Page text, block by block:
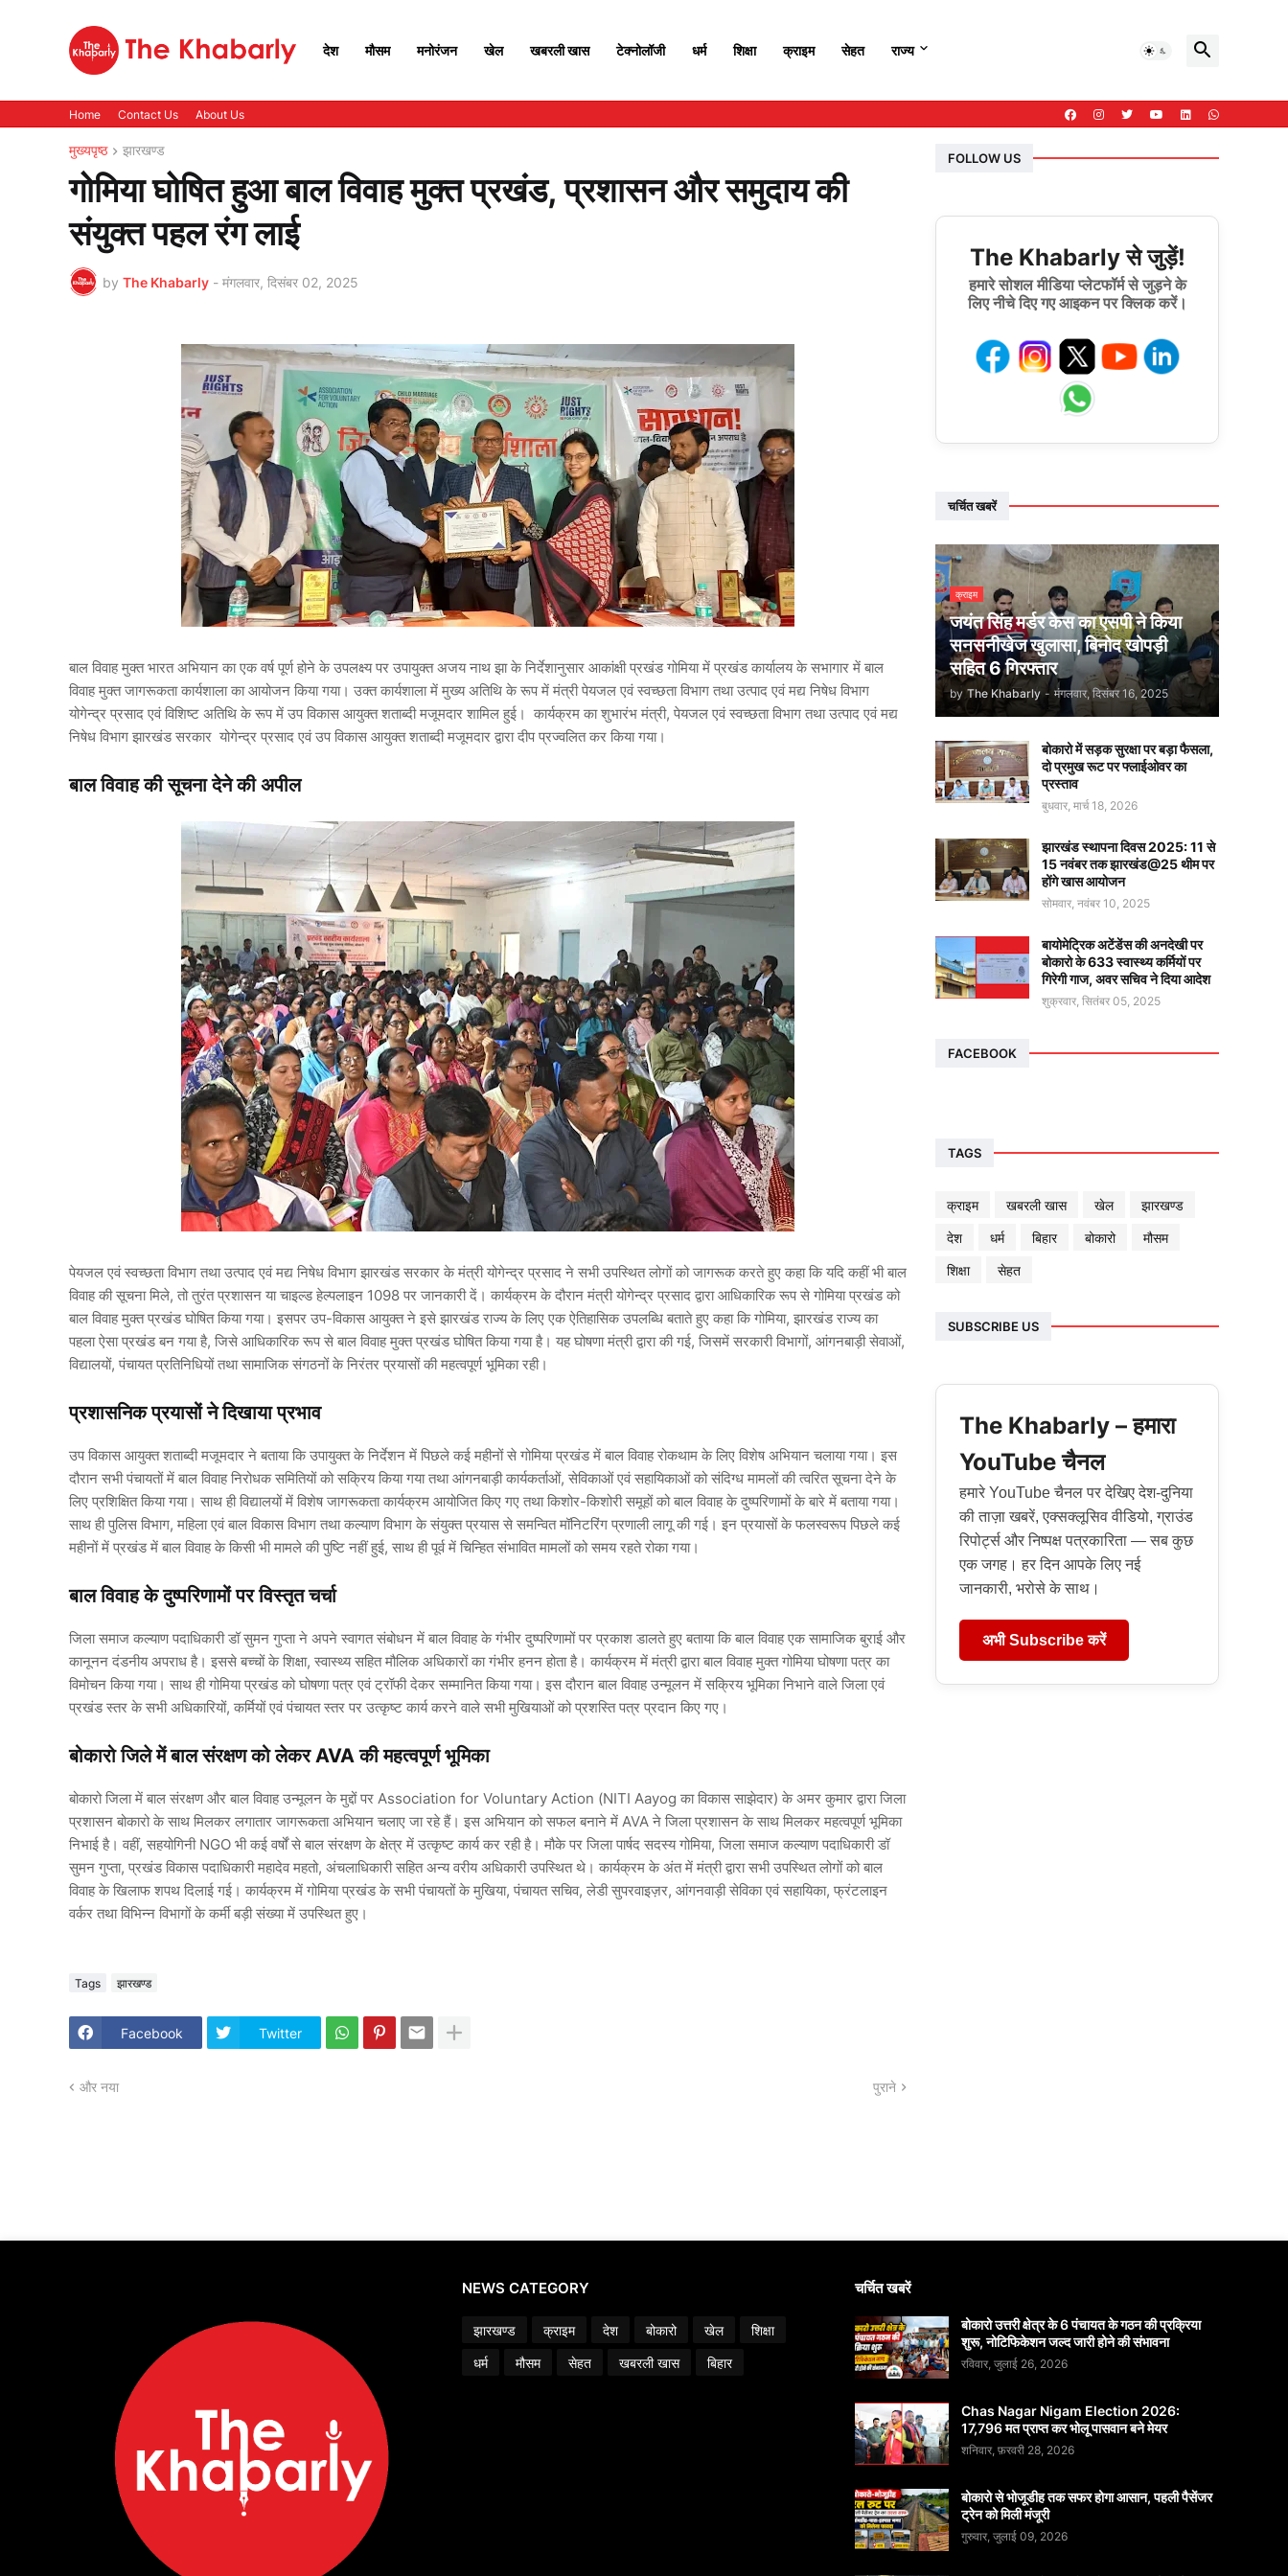
देश मौसम मनोरंजन खेल खबरली खास टेक्नोलॉजी धर्म शिक्षा क्राइम सेहत राज्य
Home Contact Us About Us
मुख्यपृष्ठ झारखण्ड
गोमिया घोषित हुआ बाल विवाह मुक्त प्रखंड, प्रशासन और समुदाय की
संयुक्त पहल रंग लाई
by The Khabarly - मंगलवार, दिसंबर 02, 2025
बाल विवाह मुक्त भारत अभियान का एक वर्ष पूर्ण होने के उपलक्ष्य पर उपायुक्त अजय नाथ झा के निर्देशानुसार आकांक्षी प्रखंड गोमिया में प्रखंड कार्यालय के सभागार में बाल
विवाह मुक्त जागरूकता कार्यशाला का आयोजन किया गया। उक्त कार्यशाला में मुख्य अतिथि के रूप में मंत्री पेयजल एवं स्वच्छता विभाग तथा उत्पाद एवं मद्य निषेध विभाग
योगेन्द्र प्रसाद एवं विशिष्ट अतिथि के रूप में उप विकास आयुक्त शताब्दी मजूमदार शामिल हुई। कार्यक्रम का शुभारंभ मंत्री, पेयजल एवं स्वच्छता विभाग तथा उत्पाद एवं मद्य
निषेध विभाग झारखंड सरकार योगेन्द्र प्रसाद एवं उप विकास आयुक्त शताब्दी मजूमदार द्वारा दीप प्रज्वलित कर किया गया।
बाल विवाह की सूचना देने की अपील
पेयजल एवं स्वच्छता विभाग तथा उत्पाद एवं मद्य निषेध विभाग झारखंड सरकार के मंत्री योगेन्द्र प्रसाद ने सभी उपस्थित लोगों को जागरूक करते हुए कहा कि यदि कहीं भी बाल
विवाह की सूचना मिले, तो तुरंत प्रशासन या चाइल्ड हेल्पलाइन 1098 पर जानकारी दें। कार्यक्रम के दौरान मंत्री योगेन्द्र प्रसाद द्वारा आधिकारिक रूप से गोमिया प्रखंड को
बाल विवाह मुक्त प्रखंड घोषित किया गया। इसपर उप-विकास आयुक्त ने इसे झारखंड राज्य के लिए एक ऐतिहासिक उपलब्धि बताते हुए कहा कि गोमिया, झारखंड राज्य का
पहला ऐसा प्रखंड बन गया है, जिसे आधिकारिक रूप से बाल विवाह मुक्त प्रखंड घोषित किया गया है। यह घोषणा मंत्री द्वारा की गई, जिसमें सरकारी विभागों, आंगनबाड़ी सेवाओं,
विद्यालयों, पंचायत प्रतिनिधियों तथा सामाजिक संगठनों के निरंतर प्रयासों की महत्वपूर्ण भूमिका रही।
प्रशासनिक प्रयासों ने दिखाया प्रभाव
उप विकास आयुक्त शताब्दी मजूमदार ने बताया कि उपायुक्त के निर्देशन में पिछले कई महीनों से गोमिया प्रखंड में बाल विवाह रोकथाम के लिए विशेष अभियान चलाया गया। इस
दौरान सभी पंचायतों में बाल विवाह निरोधक समितियों को सक्रिय किया गया तथा आंगनबाड़ी कार्यकर्ताओं, सेविकाओं एवं सहायिकाओं को संदिग्ध मामलों की त्वरित सूचना देने के
लिए प्रशिक्षित किया गया। साथ ही विद्यालयों में विशेष जागरूकता कार्यक्रम आयोजित किए गए तथा किशोर-किशोरी समूहों को बाल विवाह के दुष्परिणामों के बारे में बताया गया।
साथ ही पुलिस विभाग, महिला एवं बाल विकास विभाग तथा कल्याण विभाग के संयुक्त प्रयास से समन्वित मॉनिटरिंग प्रणाली लागू की गई। इन प्रयासों के फलस्वरूप पिछले कई
महीनों में प्रखंड में बाल विवाह के किसी भी मामले की पुष्टि नहीं हुई, साथ ही पूर्व में चिन्हित संभावित मामलों को समय रहते रोका गया।
बाल विवाह के दुष्परिणामों पर विस्तृत चर्चा
जिला समाज कल्याण पदाधिकारी डॉ सुमन गुप्ता ने अपने स्वागत संबोधन में बाल विवाह के गंभीर दुष्परिणामों पर प्रकाश डालते हुए बताया कि बाल विवाह एक सामाजिक बुराई और
कानूनन दंडनीय अपराध है। इससे बच्चों के शिक्षा, स्वास्थ्य सहित मौलिक अधिकारों का गंभीर हनन होता है। कार्यक्रम में मंत्री द्वारा बाल विवाह मुक्त गोमिया घोषणा पत्र का
विमोचन किया गया। साथ ही गोमिया प्रखंड को घोषणा पत्र एवं ट्रॉफी देकर सम्मानित किया गया। इस दौरान बाल विवाह उन्मूलन में सक्रिय भूमिका निभाने वाले जिला एवं
प्रखंड स्तर के सभी अधिकारियों, कर्मियों एवं पंचायत स्तर पर उत्कृष्ट कार्य करने वाले सभी मुखियाओं को प्रशस्ति पत्र प्रदान किए गए।
बोकारो जिले में बाल संरक्षण को लेकर AVA की महत्वपूर्ण भूमिका
बोकारो जिला में बाल संरक्षण और बाल विवाह उन्मूलन के मुद्दों पर Association for Voluntary Action (NITI Aayog का विकास साझेदार) के अमर कुमार द्वारा जिला
प्रशासन बोकारो के साथ मिलकर लगातार जागरूकता अभियान चलाए जा रहे हैं। इस अभियान को सफल बनाने में AVA ने जिला प्रशासन के साथ मिलकर महत्वपूर्ण भूमिका
निभाई है। वहीं, सहयोगिनी NGO भी कई वर्षों से बाल संरक्षण के क्षेत्र में उत्कृष्ट कार्य कर रही है। मौके पर जिला पार्षद सदस्य गोमिया, जिला समाज कल्याण पदाधिकारी डॉ
सुमन गुप्ता, प्रखंड विकास पदाधिकारी महादेव महतो, अंचलाधिकारी सहित अन्य वरीय अधिकारी उपस्थित थे। कार्यक्रम के अंत में मंत्री द्वारा सभी उपस्थित लोगों को बाल
विवाह के खिलाफ शपथ दिलाई गई। कार्यक्रम में गोमिया प्रखंड के सभी पंचायतों के मुखिया, पंचायत सचिव, लेडी सुपरवाइज़र, आंगनवाड़ी सेविका एवं सहायिका, फ्रंटलाइन
वर्कर तथा विभिन्न विभागों के कर्मी बड़ी संख्या में उपस्थित हुए।
Tags झारखण्ड
Facebook Twitter
और नया पुराने
FOLLOW US
The Khabarly से जुड़ें!
हमारे सोशल मीडिया प्लेटफॉर्म से जुड़ने के
लिए नीचे दिए गए आइकन पर क्लिक करें।
चर्चित खबरें
क्राइम
जयंत सिंह मर्डर केस का एसपी ने किया
सनसनीखेज खुलासा, बिनोद खोपड़ी
सहित 6 गिरफ्तार
by The Khabarly - मंगलवार, दिसंबर 16, 2025
बोकारो में सड़क सुरक्षा पर बड़ा फैसला,
दो प्रमुख रूट पर फ्लाईओवर का
प्रस्ताव
बुधवार, मार्च 18, 2026
झारखंड स्थापना दिवस 2025: 11 से
15 नवंबर तक झारखंड@25 थीम पर
होंगे खास आयोजन
सोमवार, नवंबर 10, 2025
बायोमेट्रिक अटेंडेंस की अनदेखी पर
बोकारो के 633 स्वास्थ्य कर्मियों पर
गिरेगी गाज, अवर सचिव ने दिया आदेश
शुक्रवार, सितंबर 05, 2025
FACEBOOK
TAGS
क्राइम खबरली खास खेल
झारखण्ड
देश
धर्म बिहार बोकारो
मौसम
शिक्षा
सेहत
SUBSCRIBE US
The Khabarly – हमारा
YouTube चैनल
हमारे YouTube चैनल पर देखिए देश-दुनिया
की ताज़ा खबरें, एक्सक्लूसिव वीडियो, ग्राउंड
रिपोर्ट्स और निष्पक्ष पत्रकारिता — सब कुछ
एक जगह। हर दिन आपके लिए नई
जानकारी, भरोसे के साथ।
अभी Subscribe करें
NEWS CATEGORY
झारखण्ड क्राइम देश बोकारो खेल
शिक्षा
धर्म
मौसम सेहत खबरली खास बिहार
चर्चित खबरें
बोकारो उत्तरी क्षेत्र के 6 पंचायत के गठन की प्रक्रिया
शुरू, नोटिफिकेशन जल्द जारी होने की संभावना
रविवार, जुलाई 26, 2026
Chas Nagar Nigam Election 2026:
17,796 मत प्राप्त कर भोलू पासवान बने मेयर
शनिवार, फ़रवरी 28, 2026
बोकारो से भोजूडीह तक सफर होगा आसान, पहली पैसेंजर
ट्रेन को मिली मंजूरी
गुरुवार, जुलाई 09, 2026